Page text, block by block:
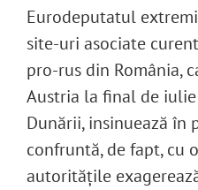
SUSȚINE
Cautare...
Eurodeputatul
site-uri asociate
pro-rus din România,
Austria la final de iulie
Dunării, insinuează în
confruntă, de fapt, cu
autoritățile